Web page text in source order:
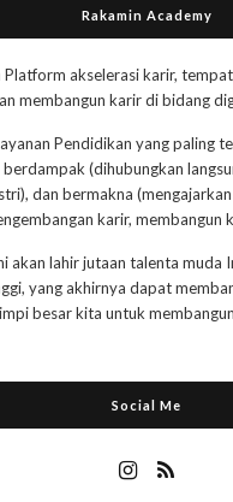
Rakamin Academy
Platform akselerasi karir,
membangun karir di bidang
Pendidikan yang paling
(dihubungkan
dan bermakna
karir, membangun
akan lahir jutaan talenta muda
yang akhirnya dapat
besar kita untuk
Social Me